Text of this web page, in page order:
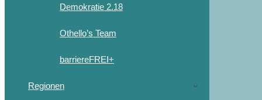
Demokratie 2.18
Othello’s Team
barriereFREI+
Regionen